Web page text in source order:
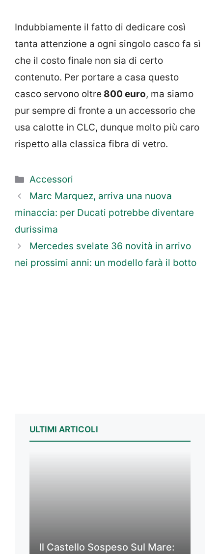
Indubbiamente il fatto di dedicare così
tanta attenzione a ogni singolo casco fa sì
che il costo finale non sia di certo
contenuto. Per portare a casa questo
casco servono oltre 800 euro, ma siamo
pur sempre di fronte a un accessorio che
usa calotte in CLC, dunque molto più caro
rispetto alla classica fibra di vetro.
Categorie
Accessori
Marc Marquez, arriva una nuova
minaccia: per Ducati potrebbe diventare
durissima
Mercedes svelate 36 novità in arrivo
nei prossimi anni: un modello farà il botto
ULTIMI ARTICOLI
Il Castello Sospeso Sul Mare: